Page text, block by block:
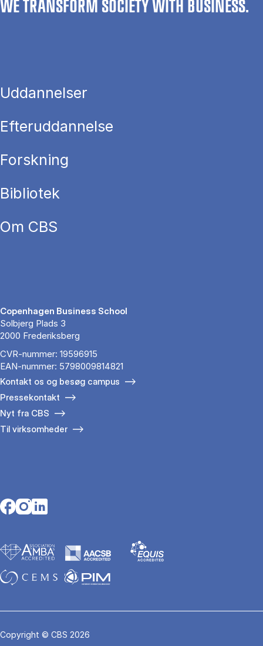
WE TRANSFORM SOCIETY WITH BUSINESS.
Uddannelser
Efteruddannelse
Forskning
Bibliotek
Om CBS
Copenhagen Business School
Solbjerg Plads 3
2000 Frederiksberg
CVR-nummer: 19596915
EAN-nummer: 5798009814821
Kontakt os og besøg campus
Pressekontakt
Nyt fra CBS
Til virksomheder
Opens in a new tab
Opens in a new tab
Opens in a new tab
Copyright © CBS 2026